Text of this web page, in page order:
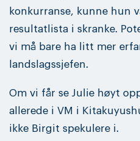
konkurranse, kunne hun
resultatlista i skranke.
vi må bare ha litt mer
landslagssjefen.
Om vi får se Julie høyt
allerede i VM i
ikke Birgit spekulere i.